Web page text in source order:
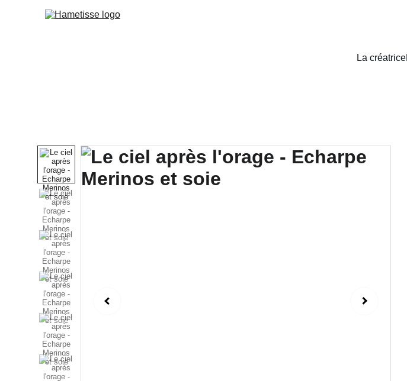
La créatrice